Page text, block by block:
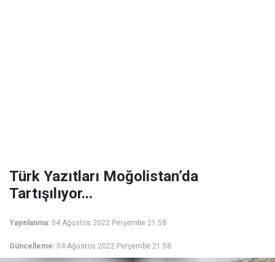
Türk Yazıtları Moğolistan’da
Tartışılıyor...
Yayınlanma: 04 Ağustos 2022 Perşembe 21:58
Güncelleme: 04 Ağustos 2022 Perşembe 21:58